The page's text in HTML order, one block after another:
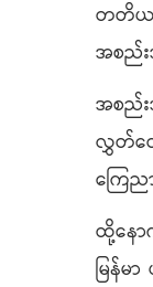
တတိယ
အစည်း
အစည်
လွှတ်တ
ကြေ
ထို့နော
မြန်မ